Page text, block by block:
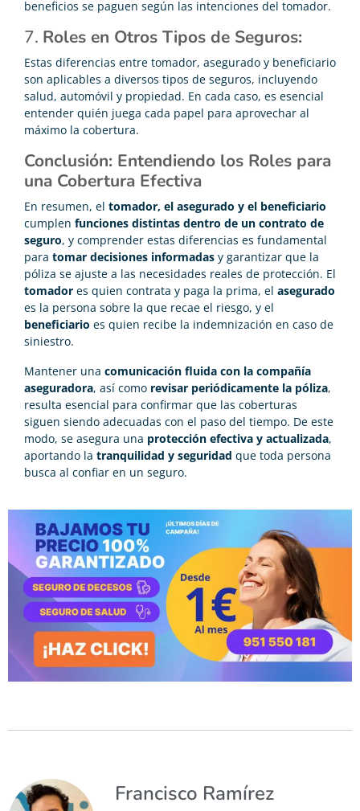
beneficios se paguen según las intenciones del tomador.
7. Roles en Otros Tipos de Seguros:
Estas diferencias entre tomador, asegurado y beneficiario
son aplicables a diversos tipos de seguros, incluyendo
salud, automóvil y propiedad. En cada caso, es esencial
entender quién juega cada papel para aprovechar al
máximo la cobertura.
Conclusión: Entendiendo los Roles para
una Cobertura Efectiva
En resumen, el tomador, el asegurado y el beneficiario
cumplen funciones distintas dentro de un contrato de
seguro, y comprender estas diferencias es fundamental
para tomar decisiones informadas y garantizar que la
póliza se ajuste a las necesidades reales de protección. El
tomador es quien contrata y paga la prima, el asegurado
es la persona sobre la que recae el riesgo, y el
beneficiario es quien recibe la indemnización en caso de
siniestro.
Mantener una comunicación fluida con la compañía
aseguradora, así como revisar periódicamente la póliza,
resulta esencial para confirmar que las coberturas
siguen siendo adecuadas con el paso del tiempo. De este
modo, se asegura una protección efectiva y actualizada,
aportando la tranquilidad y seguridad que toda persona
busca al confiar en un seguro.
Francisco Ramírez